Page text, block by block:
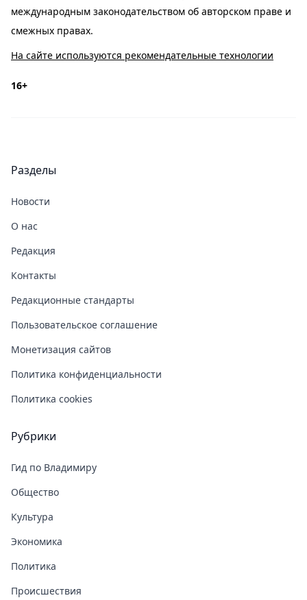
международным законодательством об авторском праве и
смежных правах.
На сайте используются рекомендательные технологии
16+
Разделы
Новости
О нас
Редакция
Контакты
Редакционные стандарты
Пользовательское соглашение
Монетизация сайтов
Политика конфиденциальности
Политика cookies
Рубрики
Гид по Владимиру
Общество
Культура
Экономика
Политика
Происшествия